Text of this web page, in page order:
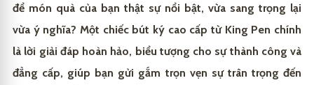
Vật phẩm phong thủy, mang lại may mắn và tài lộc
2 Các tiêu chí lựa chọn bút ký cao cấp tặng sếp dịp tết
để món quà của bạn thật sự nổi bật, vừa sang trọng lại
vừa ý nghĩa? Một chiếc bút ký cao cấp từ King Pen chính
là lời giải đáp hoàn hảo, biểu tượng cho sự thành công và
đẳng cấp, giúp bạn gửi gắm trọn vẹn sự trân trọng đến